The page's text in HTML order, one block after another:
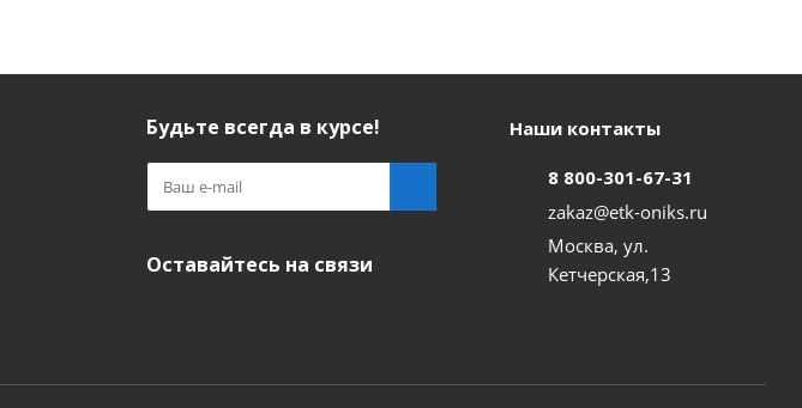
Будьте всегда в курсе!
Оставайтесь на связи
Наши контакты
8 800-301-67-31
zakaz@etk-oniks.ru
Москва, ул.
Кетчерская,13